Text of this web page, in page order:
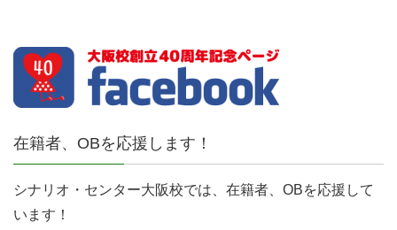
在籍者、OBを応援します！
シナリオ・センター大阪校では、在籍者、OBを応援して
います！